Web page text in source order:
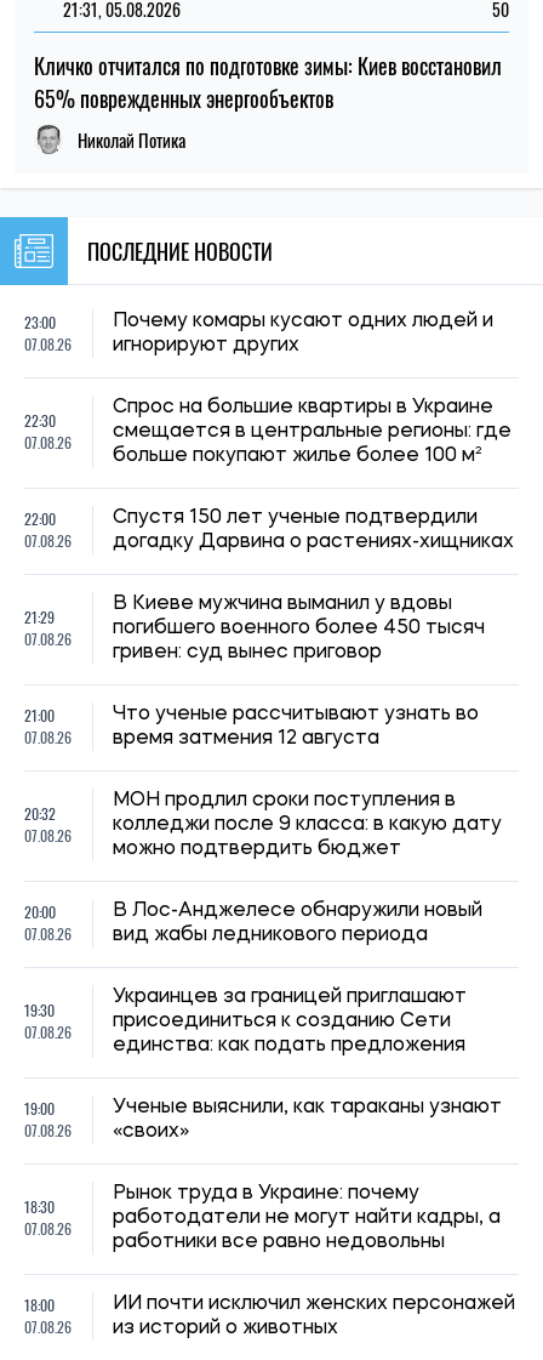
21:31, 05.08.2026 50
Кличко отчитался по подготовке зимы: Киев восстановил
65% поврежденных энергообъектов
Николай Потика
ПОСЛЕДНИЕ НОВОСТИ
23:00
07.08.26
Почему комары кусают одних людей и
игнорируют других
22:30
07.08.26
Спрос на большие квартиры в Украине
смещается в центральные регионы: где
больше покупают жилье более 100 м²
22:00
07.08.26
Спустя 150 лет ученые подтвердили
догадку Дарвина о растениях-хищниках
21:29
07.08.26
В Киеве мужчина выманил у вдовы
погибшего военного более 450 тысяч
гривен: суд вынес приговор
21:00
07.08.26
Что ученые рассчитывают узнать во
время затмения 12 августа
20:32
07.08.26
МОН продлил сроки поступления в
колледжи после 9 класса: в какую дату
можно подтвердить бюджет
20:00
07.08.26
В Лос-Анджелесе обнаружили новый
вид жабы ледникового периода
19:30
07.08.26
Украинцев за границей приглашают
присоединиться к созданию Сети
единства: как подать предложения
19:00
07.08.26
Ученые выяснили, как тараканы узнают
«своих»
18:30
07.08.26
Рынок труда в Украине: почему
работодатели не могут найти кадры, а
работники все равно недовольны
18:00
07.08.26
ИИ почти исключил женских персонажей
из историй о животных